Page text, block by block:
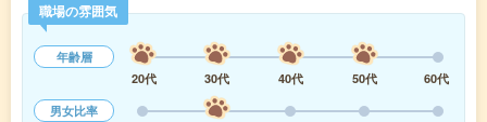
職場の雰囲気
年齢層
20代
30代 40代 50代
60代
男女比率